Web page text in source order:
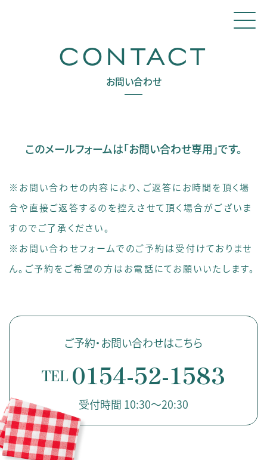
CONTACT
お問い合わせ
このメールフォームは｢お問い合わせ専用｣です。
※お問い合わせの内容により、ご返答にお時間を頂く場
合や直接ご返答するのを控えさせて頂く場合がございま
すのでご了承ください。
※お問い合わせフォームでのご予約は受付けておりませ
ん。ご予約をご希望の方はお電話にてお願いいたします。
ご予約・お問い合わせはこちら
TEL 0154-52-1583
受付時間 10:30〜20:30